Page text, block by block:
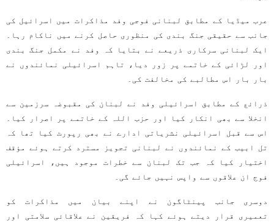
عرب میڈیا کے مطابق لبنانی فوجی وفد مذاکرات میں اسرائیل کی
جانب سے حقیقی جنگ بندی کی منظوری حاصل کرنے میں ناکام رہا۔
ایک لبنانی سرکاری ذریعے نے بتایا کہ وفد نے مکمل جنگ بندی
اور لڑائی کے خاتمے پر زور دیا، تاہم اسرائیلی نمائندوں نے
بار بار اس مطالبے کی مخالفت کی۔
ذرائع کے مطابق اسرائیلی وفد نے لبنان کی مقبوضہ سرزمین سے
انخلا سے بھی انکار کیا اور حزب اللہ کے خاتمے پر اصرار کیا۔
اس سے قبل اسرائیلی نشریاتی ادارے نے بھی رپورٹ کیا تھا کہ
تل ابیب کے نمائندوں نے لبنانی تجویز مسترد کرتے ہوئے مؤقف
اختیار کیا کہ جب تک لبنان سے خطرات موجود ہیں، اسرائیلی
فوج ان علاقوں سے واپس نہیں جائے گی۔
دوسری جانب پینٹاگون نے اپنے بیان میں مذاکرات کو
تعمیری قرار دیتے ہوئے کہا کہ فریقین نے علاقائی سلامتی اور